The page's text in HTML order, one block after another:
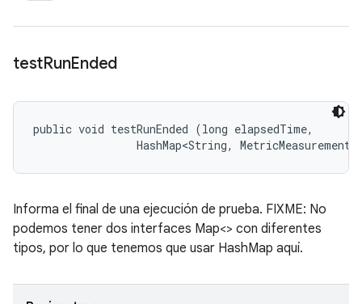
testRunEnded
public void testRunEnded (long elapsedTime,
HashMap<String,
Informa el final de una ejecución de prueba. FIXME: No
podemos tener dos interfaces Map<> con diferentes
tipos, por lo que tenemos que usar HashMap aquí.